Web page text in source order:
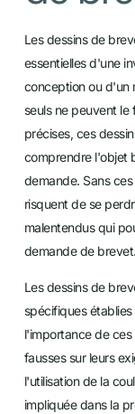
Les dessins de
essentielles d'une
conception ou d'un
seuls ne peuvent
précises, ces
comprendre l'objet
demande. Sans
risquent de se
malentendus qui
demande de
Les dessins de
spécifiques
l'importance de ces
fausses sur leurs
l'utilisation de la
impliquée dans la